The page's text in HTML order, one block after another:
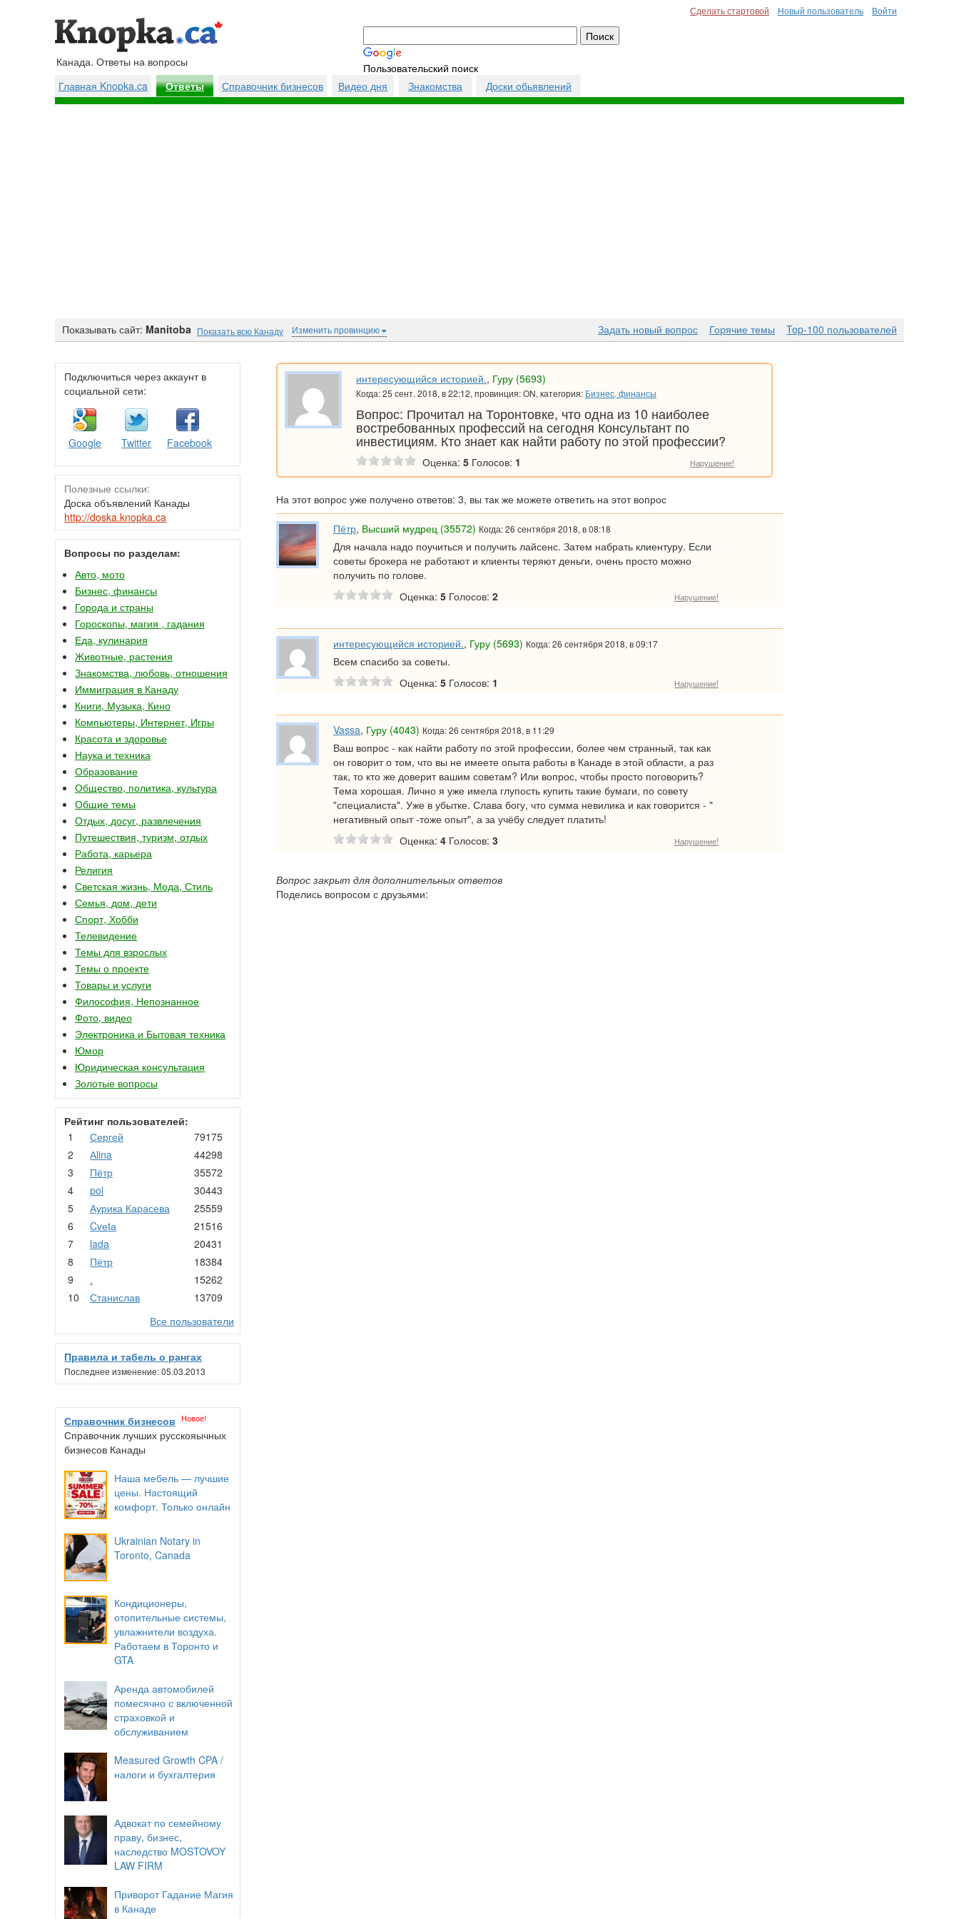
Сделать стартовой Новый пользователь Войти
Канада. Ответы на вопросы
Пользовательский поиск
Главная Knopka.ca
Ответы Справочник бизнесов Видео дня Знакомства Доски обьявлений
Показывать сайт: Manitoba Показать всю Канаду Изменить провинцию Задать новый вопрос Горячие темы Top-100 пользователей
Подключиться через аккаунт в
социальной сети:
Google Twitter Facebook
Полезные ссылки:
Доска объявлений Канады
http://doska.knopka.ca
Вопросы по разделам:
Авто, мото
Бизнес, финансы
Города и страны
Гороскопы, магия , гадания
Еда, кулинария
Животные, растения
Знакомства, любовь, отношения
Иммиграция в Канаду
Книги, Музыка, Кино
Компьютеры, Интернет, Игры
Красота и здоровье
Наука и техника
Образование
Общество, политика, культура
Общие темы
Отдых, досуг, развлечения
Путешествия, туризм, отдых
Работа, карьера
Религия
Светская жизнь, Мода, Стиль
Семья, дом, дети
Спорт, Хобби
Телевидение
Темы для взрослых
Темы о проекте
Товары и услуги
Философия, Непознанное
Фото, видео
Электроника и Бытовая техника
Юмор
Юридическая консультация
Золотые вопросы
Рейтинг пользователей:
1
Сергей
79175
2
Аlina
44298
3
Пётр
35572
4
pol
30443
5
Аурика Карасева
25559
6
Cvеtа
21516
7
lada
20431
8
Пётр
18384
9
.
15262
10
Станислав
13709
Все пользователи
Правила и табель о рангах
Последнее изменение: 05.03.2013
Справочник бизнесов Новое!
Справочник лучших русскояычных
бизнесов Канады
Наша мебель — лучшие
цены. Настоящий
комфорт. Только онлайн
Ukrainian Notary in
Toronto, Canada
Кондиционеры,
отопительные системы,
увлажнители воздуха.
Работаем в Торонто и
GTA
Аренда автомобилей
помесячно с включенной
страховкой и
обслуживанием
Measured Growth CPA /
налоги и бухгалтерия
Адвокат по семейному
праву, бизнес,
наследство MOSTOVOY
LAW FIRM
Приворот Гадание Магия
в Канаде
интересующийся историей., Гуру (5693)
Когда: 25 сент. 2018, в 22:12, провинция: ON, категория: Бизнес, финансы
Вопрос: Прочитал на Торонтовке, что одна из 10 наиболее
востребованных профессий на сегодня Консультант по
инвестициям. Кто знает как найти работу по этой профессии?
Оценка: 5 Голосов: 1 Нарушение!
На этот вопрос уже получено ответов: 3, вы так же можете ответить на этот вопрос
Пётр, Высший мудрец (35572) Когда: 26 сентября 2018, в 08:18
Для начала надо поучиться и получить лайсенс. Затем набрать клиентуру. Если
советы брокера не работают и клиенты теряют деньги, очень просто можно
получить по голове.
Оценка: 5 Голосов: 2 Нарушение!
интересующийся историей., Гуру (5693) Когда: 26 сентября 2018, в 09:17
Всем спасибо за советы.
Оценка: 5 Голосов: 1 Нарушение!
Vassa, Гуру (4043) Когда: 26 сентября 2018, в 11:29
Ваш вопрос - как найти работу по этой профессии, более чем странный, так как
он говорит о том, что вы не имеете опыта работы в Канаде в этой области, а раз
так, то кто же доверит вашим советам? Или вопрос, чтобы просто поговорить?
Тема хорошая. Лично я уже имела глупость купить такие бумаги, по совету
"специалиста". Уже в убытке. Слава богу, что сумма невилика и как говорится - "
негативный опыт -тоже опыт", а за учёбу следует платить!
Оценка: 4 Голосов: 3 Нарушение!
Вопрос закрыт для дополнительных ответов
Поделись вопросом с друзьями: